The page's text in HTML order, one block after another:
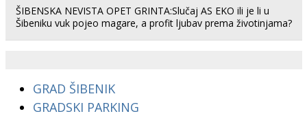
ŠIBENSKA NEVISTA OPET GRINTA:Slučaj AS EKO ili je li u
Šibeniku vuk pojeo magare, a profit ljubav prema životinjama?
GRAD ŠIBENIK
GRADSKI PARKING